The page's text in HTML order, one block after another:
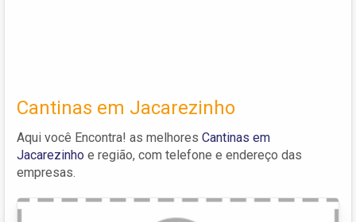
Cantinas em Jacarezinho
Aqui você Encontra! as melhores Cantinas em
Jacarezinho e região, com telefone e endereço das
empresas.